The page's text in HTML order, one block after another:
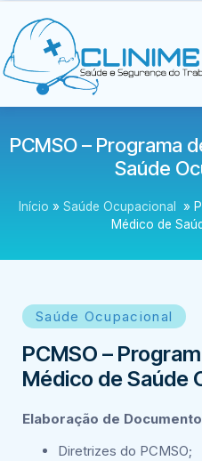
PCMSO – Programa
Saúde
Início » Saúde Ocupacional »
Médico de
Saúde Ocupacional
PCMSO –
Médico de Saúde
Elaboração de
Diretrizes do PCMSO;